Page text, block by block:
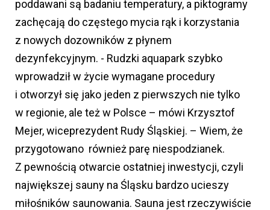
poddawani są badaniu temperatury, a piktogramy
zachęcają do częstego mycia rąk i korzystania
z nowych dozowników z płynem
dezynfekcyjnym. - Rudzki aquapark szybko
wprowadził w życie wymagane procedury
i otworzył się jako jeden z pierwszych nie tylko
w regionie, ale też w Polsce – mówi Krzysztof
Mejer, wiceprezydent Rudy Śląskiej. – Wiem, że
przygotowano również parę niespodzianek.
Z pewnością otwarcie ostatniej inwestycji, czyli
największej sauny na Śląsku bardzo ucieszy
miłośników saunowania. Sauna jest rzeczywiście